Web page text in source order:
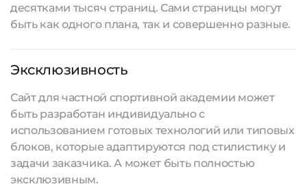
десятками тысяч страниц. Сами страницы могут
быть как одного плана, так и совершенно разные.
Эксклюзивность
Сайт для частной спортивной академии может
быть разработан индивидуально с
использованием готовых технологий или типовых
блоков, которые адаптируются под стилистику и
задачи заказчика. А может быть полностью
эксклюзивным.